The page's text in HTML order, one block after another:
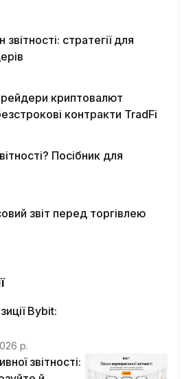
стратегії для
криптовалют
контракти TradFi
Посібник для
звіт перед торгівлею
Bybit:
р.
звітності: